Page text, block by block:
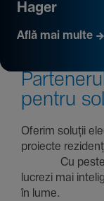
Hager
Află mai multe
pentru
Oferim soluții
proiecte
Cu peste 70
lucrezi mai
în lume.